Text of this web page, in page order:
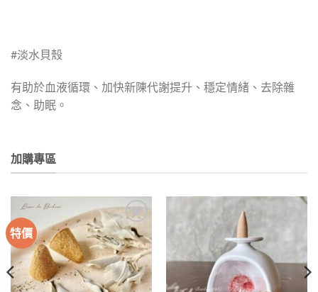
#淡水貝殼
有助於血液循環、加快新陳代謝提升、穩定情緒、去除雜
念、助眠。
加購專區
特價
加入
收藏
收藏